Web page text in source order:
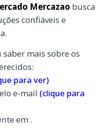
Mercazao busca
confiáveis e
mais sobre os
para ver)
e-mail (clique para
em .